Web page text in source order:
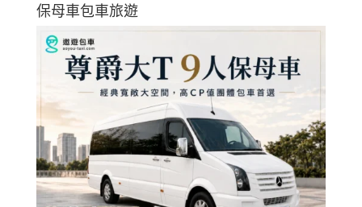
保母車包車旅遊